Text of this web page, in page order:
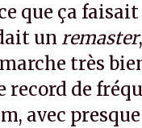
que ça
un remaster,
très
record de
avec